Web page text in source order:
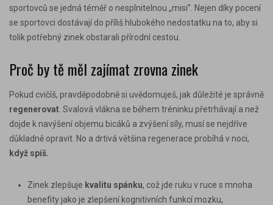
sportovců se jedná téměř o nesplnitelnou „misi”. Nejen díky pocení
se sportovci dostávají do příliš hlubokého nedostatku na to, aby si
tolik potřebný zinek obstarali přírodní cestou.
Proč by tě měl zajímat zrovna zinek
Pokud cvičíš, pravděpodobně si uvědomuješ, jak důležité je správně
regenerovat . Svalová vlákna se během tréninku přetrhávají a než
dojde k navýšení objemu bicáků a zvýšení síly, musí se nejdříve
důkladně opravit. No a drtivá většina regenerace probíhá v noci,
když spíš.
Zinek zlepšuje kvalitu spánku, což jde ruku v ruce s mnoha
benefity jako je zlepšení kognitivních funkcí mozku,